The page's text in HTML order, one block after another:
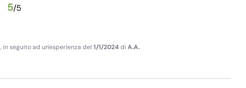
5/5
, in seguito ad un'esperienza del 1/1/2024di A.A.